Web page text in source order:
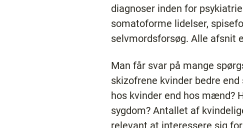
diagnoser inden for
somatoforme lidelser,
selvmordsforsøg. Alle afsnit
Man får svar på mange
skizofrene kvinder bedre
hos kvinder end hos mænd?
sygdom? Antallet af
relevant at interessere sig